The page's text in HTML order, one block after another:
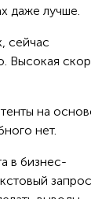
даже лучше.
сейчас
Высокая
на
нет.
в бизнес-